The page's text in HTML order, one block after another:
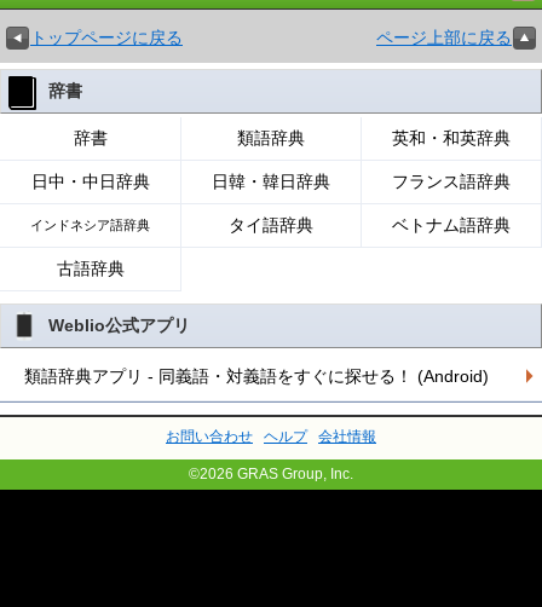
トップページに戻る ページ上部に戻る
辞書
辞書 類語辞典 英和・和英辞典
日中・中日辞典 日韓・韓日辞典 フランス語辞典
インドネシア語辞典 タイ語辞典 ベトナム語辞典
古語辞典
Weblio公式アプリ
類語辞典アプリ - 同義語・対義語をすぐに探せる！ (Android)
お問い合わせ ヘルプ 会社情報
©2026 GRAS Group, Inc.